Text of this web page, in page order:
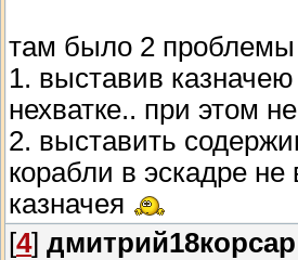
там было 2
1. выставив
нехватке.. при этом
2. выставить
корабли в эскадре
казначея
[4] дмитрий18корсар